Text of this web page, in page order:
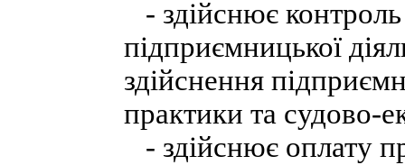
- здійснює
підприємницької
здійснення
практики та судово-
- здійснює оплату